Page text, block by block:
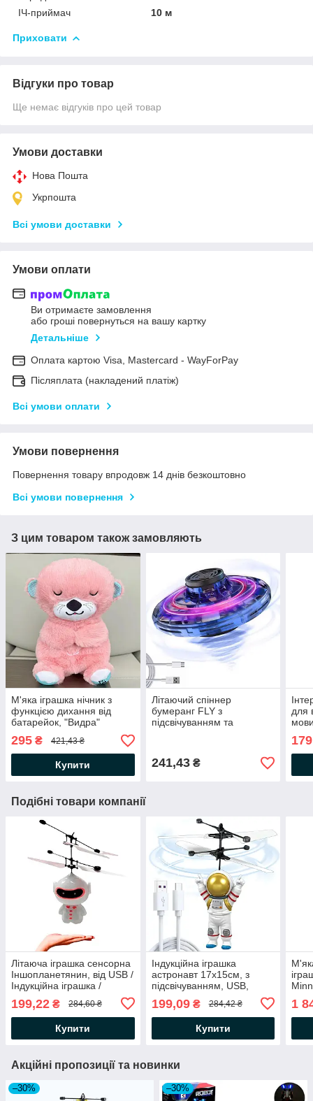
ІЧ-приймач
10 м
Приховати
Відгуки про товар
Ще немає відгуків про цей товар
Умови доставки
Нова Пошта
Укрпошта
Всі умови доставки
Умови оплати
Ви отримаєте замовлення
або гроші повернуться на вашу картку
Детальніше
Оплата картою Visa, Mastercard - WayForPay
Післяплата (накладений платіж)
Всі умови оплати
Умови повернення
Повернення товару впродовж 14 днів безкоштовно
Всі умови повернення
З цим товаром також замовляють
М'яка іграшка нічник з
функцією дихання від
батарейок, "Видра"
33,5см, Рожевий / Дитячий
нічник /Нічник іграшка
295 ₴ 421,43 ₴
Купити
Літаючий спіннер
бумеранг FLY з
підсвічуванням та
241,43₴
для
179
Подібні товари компанії
Літаюча іграшка сенсорна
Іншопланетянин, від USB /
Індукційна іграшка /
199,22 ₴ 284,60 ₴
Купити
Індукційна іграшка
астронавт 17х15см, з
підсвічуванням, USB,
іграшка / Літаючий
астронавт
199,09₴ 284,42 ₴
Купити
1
Акційні пропозиції та новинки
–30% –30%